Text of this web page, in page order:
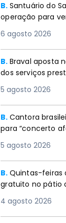
B. Santuário do
operação para
6 agosto 2026
B. Braval aposta
dos serviços
5 agosto 2026
B. Cantora
para “concerto
5 agosto 2026
B. Quintas-feiras
gratuito no pátio
4 agosto 2026